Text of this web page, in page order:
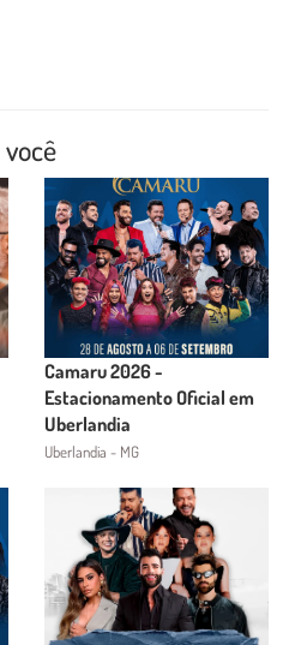
Camaru 2026 -
Estacionamento Oficial em
Uberlandia
Uberlandia - MG